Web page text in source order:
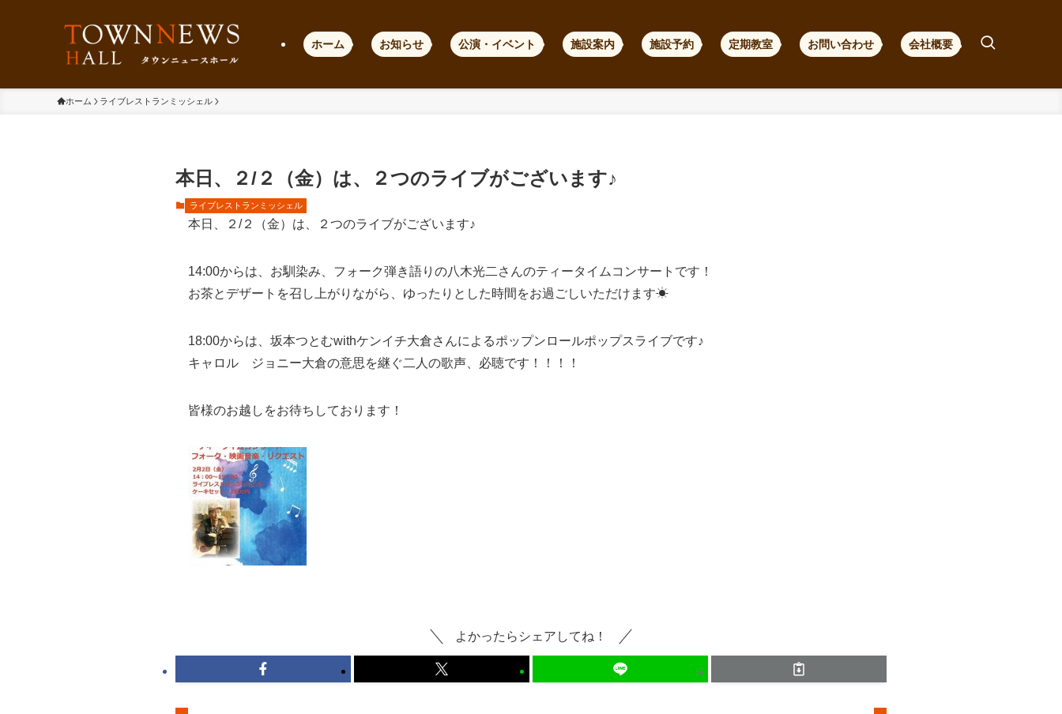
ホーム お知らせ 公演・イベント 施設案内 施設予約 定期教室 お問い合わせ 会社概要
ホーム ライブレストランミッシェル
本日、２/２（金）は、２つのライブがございます♪
ライブレストランミッシェル
本日、２/２（金）は、２つのライブがございます♪
14:00からは、お馴染み、フォーク弾き語りの八木光二さんのティータイムコンサートです！
お茶とデザートを召し上がりながら、ゆったりとした時間をお過ごしいただけます☀︎
18:00からは、坂本つとむwithケンイチ大倉さんによるポップンロールポップスライブです♪
キャロル ジョニー大倉の意思を継ぐ二人の歌声、必聴です！！！！
皆様のお越しをお待ちしております！
よかったらシェアしてね！